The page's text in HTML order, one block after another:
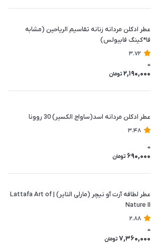
عطر ادکلن مردانه زنانه تقاسیم الریاحین (مشابه
فا*کینگ فابیولس)
3.72
0
2,190,000 تومان
عطر ادکلن مردانه اسد(ساواج الکسیر) 30 روونا
3.48
0
690,000 تومان
عطر لطافه آرت آو نیچر (مارلی التایر) | Lattafa Art of
Nature II
2.88
0
7,360,000 تومان